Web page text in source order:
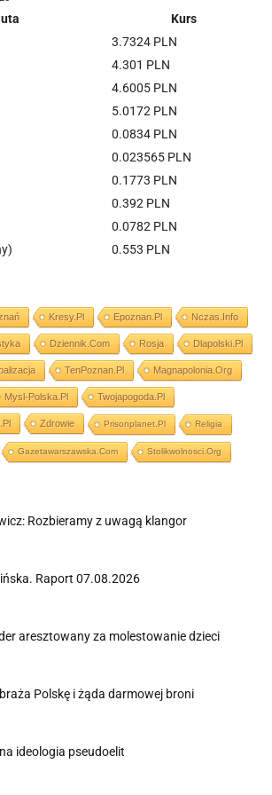
Kurs
3.7324 PLN
4.301 PLN
4.6005 PLN
5.0172 PLN
0.0834 PLN
0.023565 PLN
0.1773 PLN
0.392 PLN
0.0782 PLN
0.553 PLN
Kresy.pl Epoznan.pl Nczas.info
Dziennik.com Rosja Dlapolski.pl
TenPoznan.pl Magnapolonia.org
Mysl-Polska.pl Twojapogoda.pl
Zdrowie Prisonplanet.pl Religia
Gazetawarszawska.com Stolikwolnosci.org
Rozbieramy z uwagą klangor
Raport 07.08.2026
aresztowany za molestowanie dzieci
Polskę i żąda darmowej broni
ideologia pseudoelit